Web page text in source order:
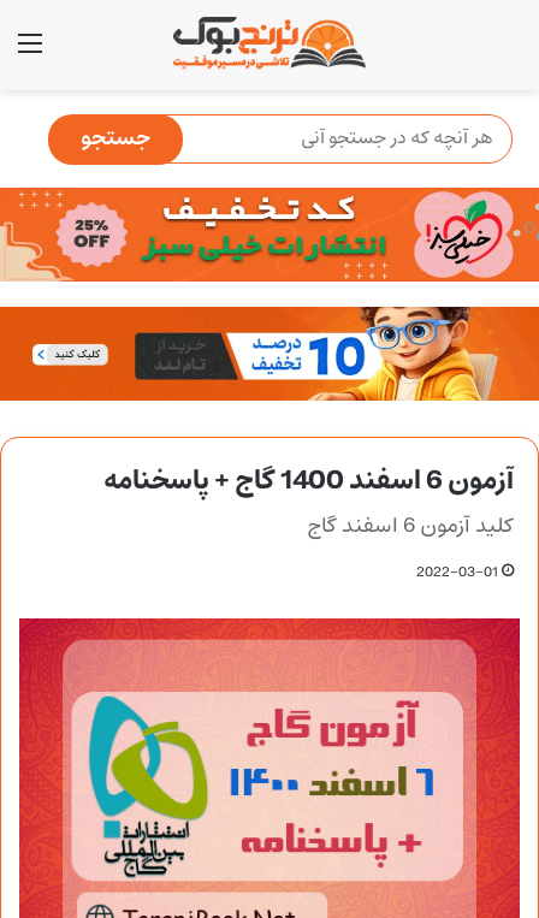
آزمون 6 اسفند 1400 گاج + پاسخنامه
کلید آزمون 6 اسفند گاج
2022-03-01